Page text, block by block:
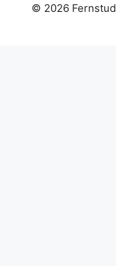
© 2026